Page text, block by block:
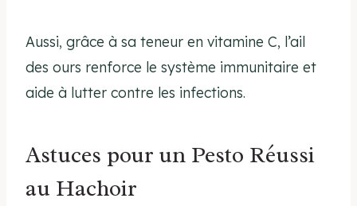
Aussi, grâce à sa teneur en vitamine C, l’ail
des ours renforce le système immunitaire et
aide à lutter contre les infections.
Astuces pour un Pesto Réussi
au Hachoir